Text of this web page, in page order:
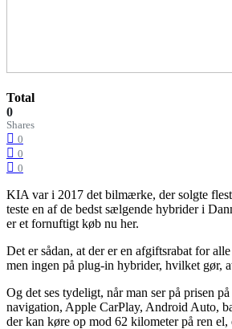
Total
0
Shares
0
0
0
KIA var i 2017 det bilmærke, der solgte
teste en af de bedst sælgende hybrider i
er et fornuftigt køb nu her.
Det er sådan, at der er en afgiftsrabat for
men ingen på plug-in hybrider, hvilket gør,
Og det ses tydeligt, når man ser på prisen
navigation, Apple CarPlay, Android Auto,
der kan køre op mod 62 kilometer på ren